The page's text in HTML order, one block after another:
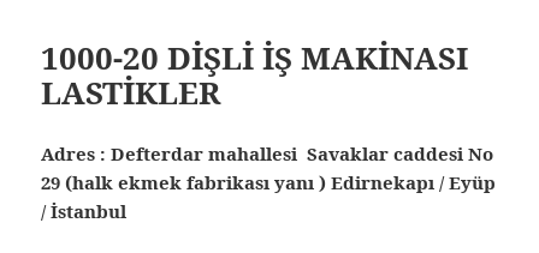
1000-20 DİŞLİ İŞ MAKİNASI
LASTİKLER
Adres : Defterdar mahallesi Savaklar caddesi No
29 (halk ekmek fabrikası yanı ) Edirnekapı / Eyüp
/ İstanbul